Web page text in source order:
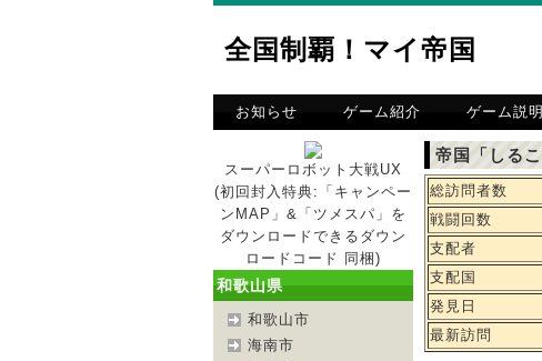
全国制覇！マイ帝国
お知らせ ゲーム紹介 ゲーム説明
スーパーロボット大戦UX
(初回封入特典:「キャンペー
ンMAP」&「ツメスパ」を
ダウンロードできるダウン
ロードコード 同梱)
和歌山県
和歌山市
海南市
帝国「しる
総訪問者数
戦闘回数
支配者
支配国
発見日
最新訪問